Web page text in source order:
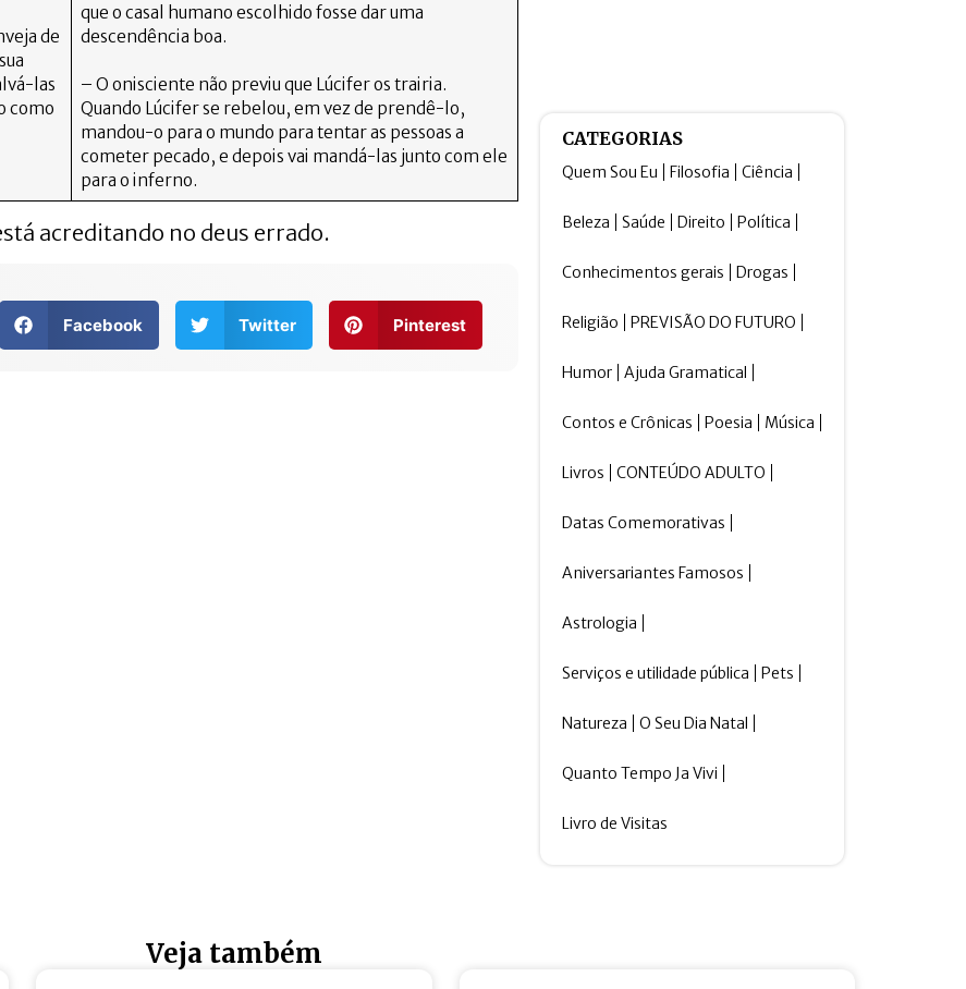
de
las
como
que o casal humano escolhido fosse dar uma
descendência boa.
– O onisciente não previu que Lúcifer os trairia.
Quando Lúcifer se rebelou, em vez de prendê-lo,
mandou-o para o mundo para tentar as pessoas a
cometer pecado, e depois vai mandá-las junto com ele
para o inferno.
acreditando no deus errado.
Facebook Twitter Pinterest
CATEGORIAS
Quem Sou Eu Filosofia Ciência
Beleza Saúde Direito Política
Conhecimentos gerais Drogas
Religião PREVISÃO DO FUTURO
Humor Ajuda Gramatical
Contos e Crônicas Poesia Música
Livros CONTEÚDO ADULTO
Datas Comemorativas
Aniversariantes Famosos
Astrologia
Serviços e utilidade pública Pets
Natureza O Seu Dia Natal
Quanto Tempo Ja Vivi
Livro de Visitas
Veja também